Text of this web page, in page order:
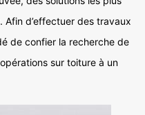
d’effectuer des travaux
de confier la recherche de
sur toiture à un